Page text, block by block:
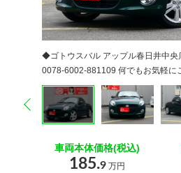
◆ゴトウスバル アップル春日井中
0078-6002-881109 何でもお気軽に
prev
車両本体価格(税込)
185.9 万円